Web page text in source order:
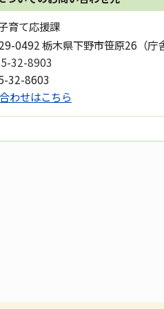
育て応援課
0492 栃木県下野市笹原26（庁
32-8903
32-8603
わせはこちら